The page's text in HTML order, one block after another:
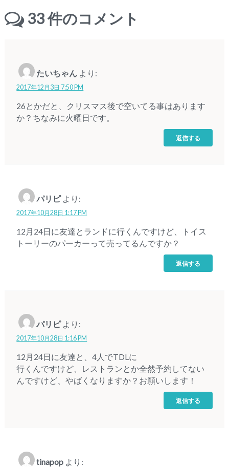
33件のコメント
たいちゃん より:
2017年12月3日 7:50 PM
26とかだと、クリスマス後で空いてる事はあります
か？ちなみに火曜日です。
返信する
パリピ より:
2017年10月28日 1:17 PM
12月24日に友達とランドに行くんですけど、トイス
トーリーのパーカーって売ってるんですか？
返信する
パリピ より:
2017年10月28日 1:16 PM
12月24日に友達と、4人でTDLに
行くんですけど、レストランとか全然予約してない
んですけど、やばくなりますか？お願いします！
返信する
tinapop より: